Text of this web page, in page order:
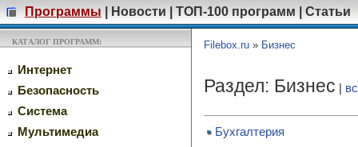
Программы Новости ТОП-100 программ Статьи
КАТАЛОГ ПРОГРАММ:
Интернет
Безопасность
Система
Мультимедиа
Filebox.ru » Бизнес
Раздел: Бизнес
Бухгалтерия